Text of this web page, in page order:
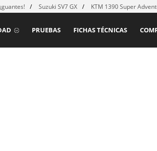
Suzuki SV7 GX KTM 1390 Super
FICHAS TÉCNICAS
PRUEBAS